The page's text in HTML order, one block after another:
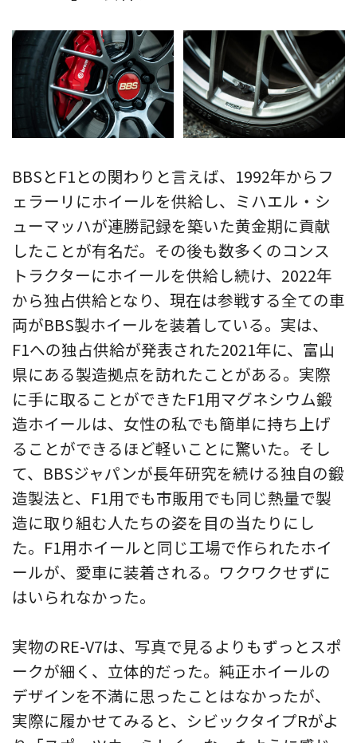
BBSとF1との関わりと言えば、1992年からフ
ェラーリにホイールを供給し、ミハエル・シ
ューマッハが連勝記録を築いた黄金期に貢献
したことが有名だ。その後も数多くのコンス
トラクターにホイールを供給し続け、2022年
から独占供給となり、現在は参戦する全ての車
両がBBS製ホイールを装着している。実は、
F1への独占供給が発表された2021年に、富山
県にある製造拠点を訪れたことがある。実際
に手に取ることができたF1用マグネシウム鍛
造ホイールは、女性の私でも簡単に持ち上げ
ることができるほど軽いことに驚いた。そし
て、BBSジャパンが長年研究を続ける独自の鍛
造製法と、F1用でも市販用でも同じ熱量で製
造に取り組む人たちの姿を目の当たりにし
た。F1用ホイールと同じ工場で作られたホイ
ールが、愛車に装着される。ワクワクせずに
はいられなかった。
実物のRE-V7は、写真で見るよりもずっとスポ
ークが細く、立体的だった。純正ホイールの
デザインを不満に思ったことはなかったが、
実際に履かせてみると、シビックタイプRがよ